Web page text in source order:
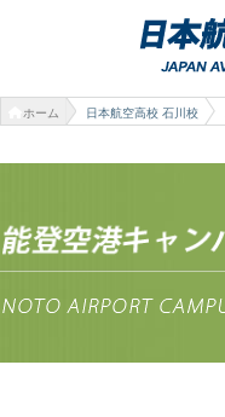
ホーム 日本航空高校 石川校